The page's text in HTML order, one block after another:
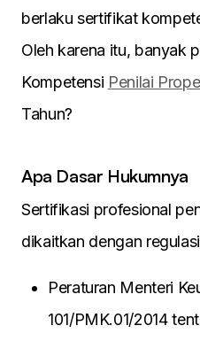
berlaku sertifikat
Oleh karena itu, banyak
Kompetensi Penilai
Tahun?
Apa Dasar Hukumnya
Sertifikasi profesional
dikaitkan dengan
Peraturan Menteri
101/PMK.01/2014